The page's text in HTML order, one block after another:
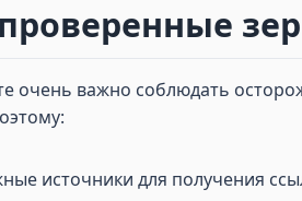
очень важно соблюдать
источники для получения